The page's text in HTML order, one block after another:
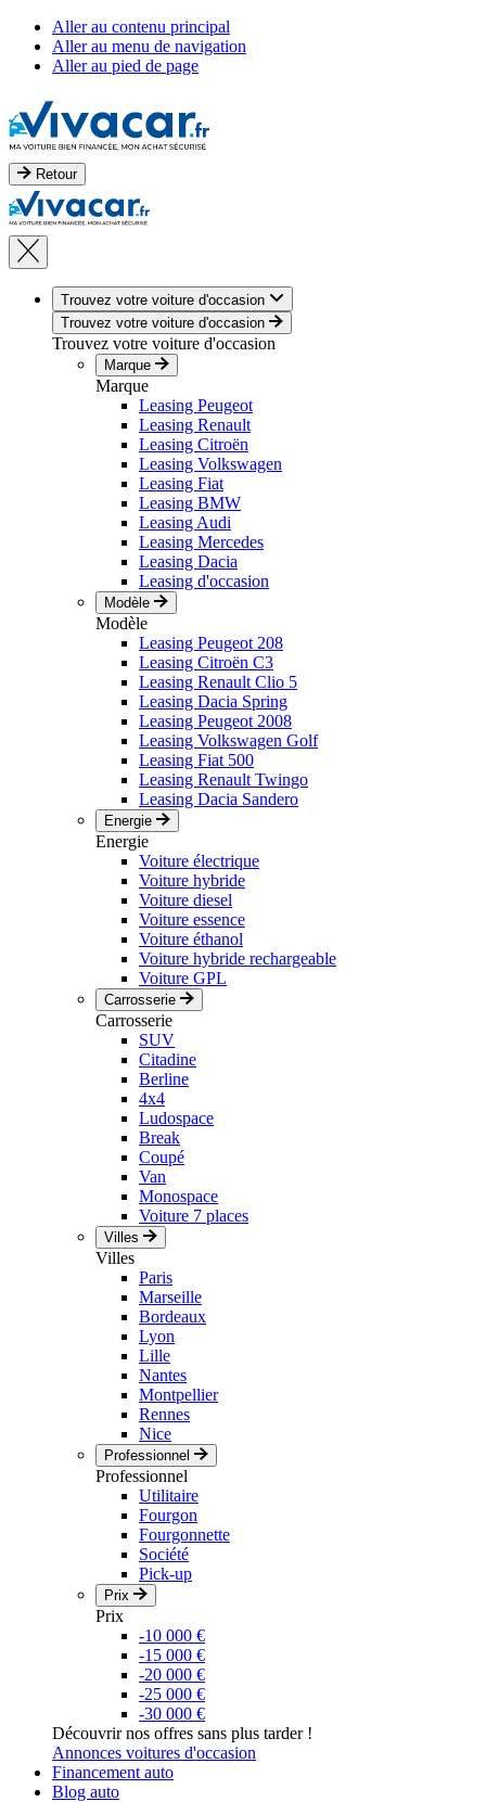
Aller au contenu principal
Aller au menu de navigation
Aller au pied de page
Retour
Trouvez votre voiture d'occasion
Trouvez votre voiture d'occasion
Trouvez votre voiture d'occasion
Marque
Marque
Leasing Peugeot
Leasing Renault
Leasing Citroën
Leasing Volkswagen
Leasing Fiat
Leasing BMW
Leasing Audi
Leasing Mercedes
Leasing Dacia
Leasing d'occasion
Modèle
Modèle
Leasing Peugeot 208
Leasing Citroën C3
Leasing Renault Clio 5
Leasing Dacia Spring
Leasing Peugeot 2008
Leasing Volkswagen Golf
Leasing Fiat 500
Leasing Renault Twingo
Leasing Dacia Sandero
Energie
Energie
Voiture électrique
Voiture hybride
Voiture diesel
Voiture essence
Voiture éthanol
Voiture hybride rechargeable
Voiture GPL
Carrosserie
Carrosserie
SUV
Citadine
Berline
4x4
Ludospace
Break
Coupé
Van
Monospace
Voiture 7 places
Villes
Villes
Paris
Marseille
Bordeaux
Lyon
Lille
Nantes
Montpellier
Rennes
Nice
Professionnel
Professionnel
Utilitaire
Fourgon
Fourgonnette
Société
Pick-up
Prix
Prix
-10 000 €
-15 000 €
-20 000 €
-25 000 €
-30 000 €
Découvrir nos offres sans plus tarder !
Annonces voitures d'occasion
Financement auto
Blog auto